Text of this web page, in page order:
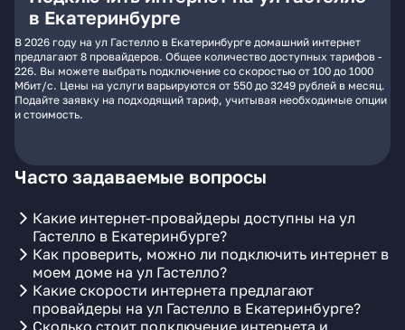
в Екатеринбурге
В 2026 году на ул Гастелло в Екатеринбурге домашний интернет
предлагают 8 провайдеров. Общее количество доступных тарифов -
226. Вы можете выбрать подключение со скоростью от 100 до 1000
Мбит/с. Цены на услуги варьируются от 550 до 3249 рублей в месяц.
Подайте заявку на подходящий тариф, учитывая необходимые опции
и стоимость.
Часто задаваемые вопросы
Какие интернет-провайдеры доступны на ул
Гастелло в Екатеринбурге?
Как проверить, можно ли подключить интернет в
моем доме на ул Гастелло?
Какие скорости интернета предлагают
провайдеры на ул Гастелло в Екатеринбурге?
Сколько стоит подключение интернета и